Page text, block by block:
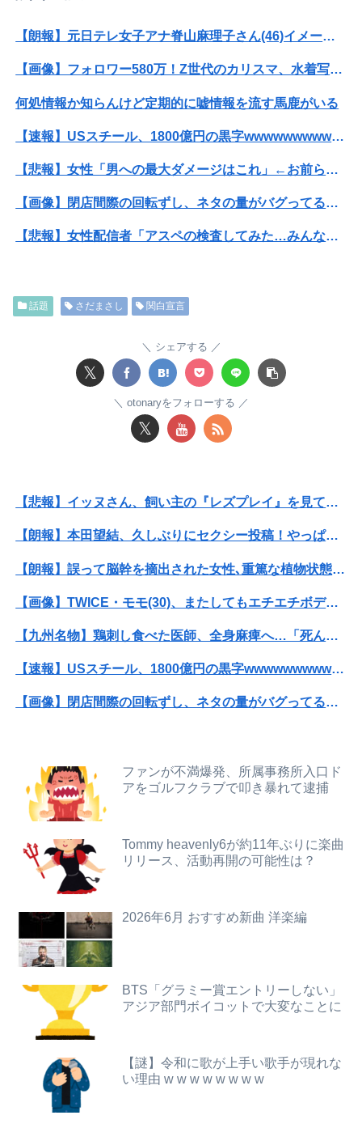
【朗報】元日テレ女子アナ脊山麻理子さん(46)イメージDVDを出してしまう（画像・動画あり）
【画像】フォロワー580万！Z世代のカリスマ、水着写真集の発売決定wwwwwさくら、沖縄を舞台にカワイイが爆発！！！
何処情報か知らんけど定期的に嘘情報を流す馬鹿がいる
【速報】USスチール、1800億円の黒字wwwwwwwwwwwwwwwwwwwwwwww
【悲報】女性「男への最大ダメージはこれ」←お前ら耐えられる？
【画像】閉店間際の回転ずし、ネタの量がバグってると話題にｗｗｗｗｗ
【悲報】女性配信者「アスペの検査してみた…みんなこれわかるの？」
【朗報】及川光博さん（56）結婚ｗｗｗｗｗ
【動画】甲子園の女性審判、大誤審で炎上
【日本横断】大型の台風15号(チャンホン)…お盆休みの天気に影響するおそれ
彼女と結婚の話をしていた時に言われたことが衝撃だった
【赤っ恥】「航空機事故で『搭乗者に日本人は居ない』という発表は嫌い。人間として同じ価値だと思う」→ツッコミ殺到も「自分が気に入らないと思った」と...
【悲報】イッヌさん、飼い主の『レズプレイ』を見てドン引き・・・
昭和を代表する女優の晩年があまりにも寂しすぎる！と話題に、自身の子供を餓死する寸前までネグレクトした挙句……
【速報】京大病院、手術ミスで『正常な脳』を摘出 → 患者は自発呼吸不可能な植物状態に
祖父が亡くなって遺品整理してたら大量の手紙が出てきた。全部同じ女性で祖父と恋愛関係だったっぽい
【悲報】消費税減税に反対している自民党議員9人が判明ｗｗｗｗｗｗ
【悲報】ヤニねこで抜けるキャラ、74%が一致してしまうｗｗｗｗｗ
【速報】青葉坂46、完全新規の姉妹グループか
【九州名物】鶏刺し食べた医師、全身麻痺へ…「死んだほうが良かったと思っていた」
熊本県知事「報道に強い不満・苦情が寄せられている」→TBSの報道特集がまさにそれな件
話題 さだまさし 関白宣言
シェアする
𝕏
otonaryをフォローする
𝕏
【悲報】イッヌさん、飼い主の『レズプレイ』を見てドン引き・・・
【朗報】本田望結、久しぶりにセクシー投稿！やっぱりお胸がでかかった！
【朗報】誤って脳幹を摘出された女性､重篤な植物状態だが､意識は正常で何かを思考していると判明
【画像】TWICE・モモ(30)、またしてもエチエチボデーを披露wwwwwwwwww
【九州名物】鶏刺し食べた医師、全身麻痺へ…「死んだほうが良かったと思っていた」
【速報】USスチール、1800億円の黒字wwwwwwwwwwwwwwwwwwwwwwww
【画像】閉店間際の回転ずし、ネタの量がバグってると話題にｗｗｗｗｗ
【悲報】粗品、永久追放ｗｗｗｗｗｗｗｗｗｗｗｗｗｗｗ（証拠あり）
【朗報】元日テレ女子アナ脊山麻理子さん(46)イメージDVDを出してしまう（画像・動画あり）
【朗報】及川光博さん（56）結婚ｗｗｗｗｗ
【動画】甲子園の女性審判、大誤審で炎上
【悲報】楽天モバイルさんww9月末に人権を失う模様wwwww
ファンが不満爆発、所属事務所入口ド
アをゴルフクラブで叩き暴れて逮捕
Tommy heavenly6が約11年ぶりに楽曲
リリース、活動再開の可能性は？
2026年6月 おすすめ新曲 洋楽編
BTS「グラミー賞エントリーしない」
アジア部門ボイコットで大変なことに
【謎】令和に歌が上手い歌手が現れな
い理由 w w w w w w w w